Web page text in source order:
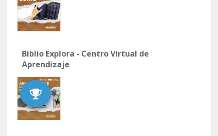
Biblio Explora - Centro Virtual de
Aprendizaje